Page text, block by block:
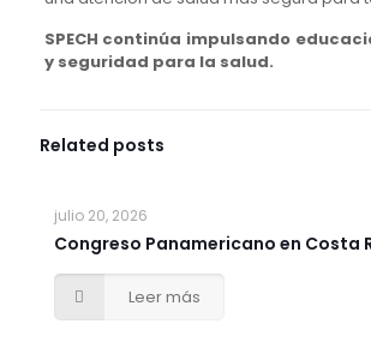
SPECH continúa impulsando
y seguridad para la salud.
Related posts
julio 20, 2026
Congreso Panamericano en Costa
Leer más